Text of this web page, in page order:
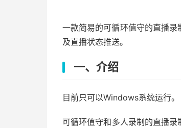
一款简易的可循环值守的直播
及直播状态推送。
一、介绍
目前只可以Windows系统运行。
可循环值守和多人录制的直播